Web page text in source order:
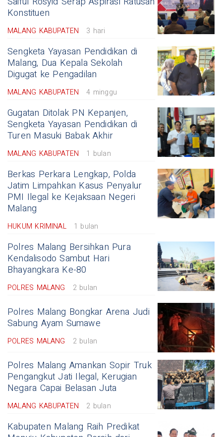
Konstituen
MALANG KABUPATEN 3 hari
Sengketa Yayasan Pendidikan di
Malang, Dua Kepala Sekolah
Digugat ke Pengadilan
MALANG KABUPATEN 4 minggu
Gugatan Ditolak PN Kepanjen,
Sengketa Yayasan Pendidikan di
Turen Masuki Babak Akhir
MALANG KABUPATEN 1 bulan
Berkas Perkara Lengkap, Polda
Jatim Limpahkan Kasus Penyalur
PMI Ilegal ke Kejaksaan Negeri
Malang
HUKUM KRIMINAL 1 bulan
Polres Malang Bersihkan Pura
Kendalisodo Sambut Hari
Bhayangkara Ke-80
POLRES MALANG 2 bulan
Polres Malang Bongkar Arena Judi
Sabung Ayam Sumawe
POLRES MALANG 2 bulan
Polres Malang Amankan Sopir Truk
Pengangkut Jati Ilegal, Kerugian
Negara Capai Belasan Juta
MALANG KABUPATEN 2 bulan
Kabupaten Malang Raih Predikat